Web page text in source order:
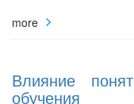
more
Влияние
обучения